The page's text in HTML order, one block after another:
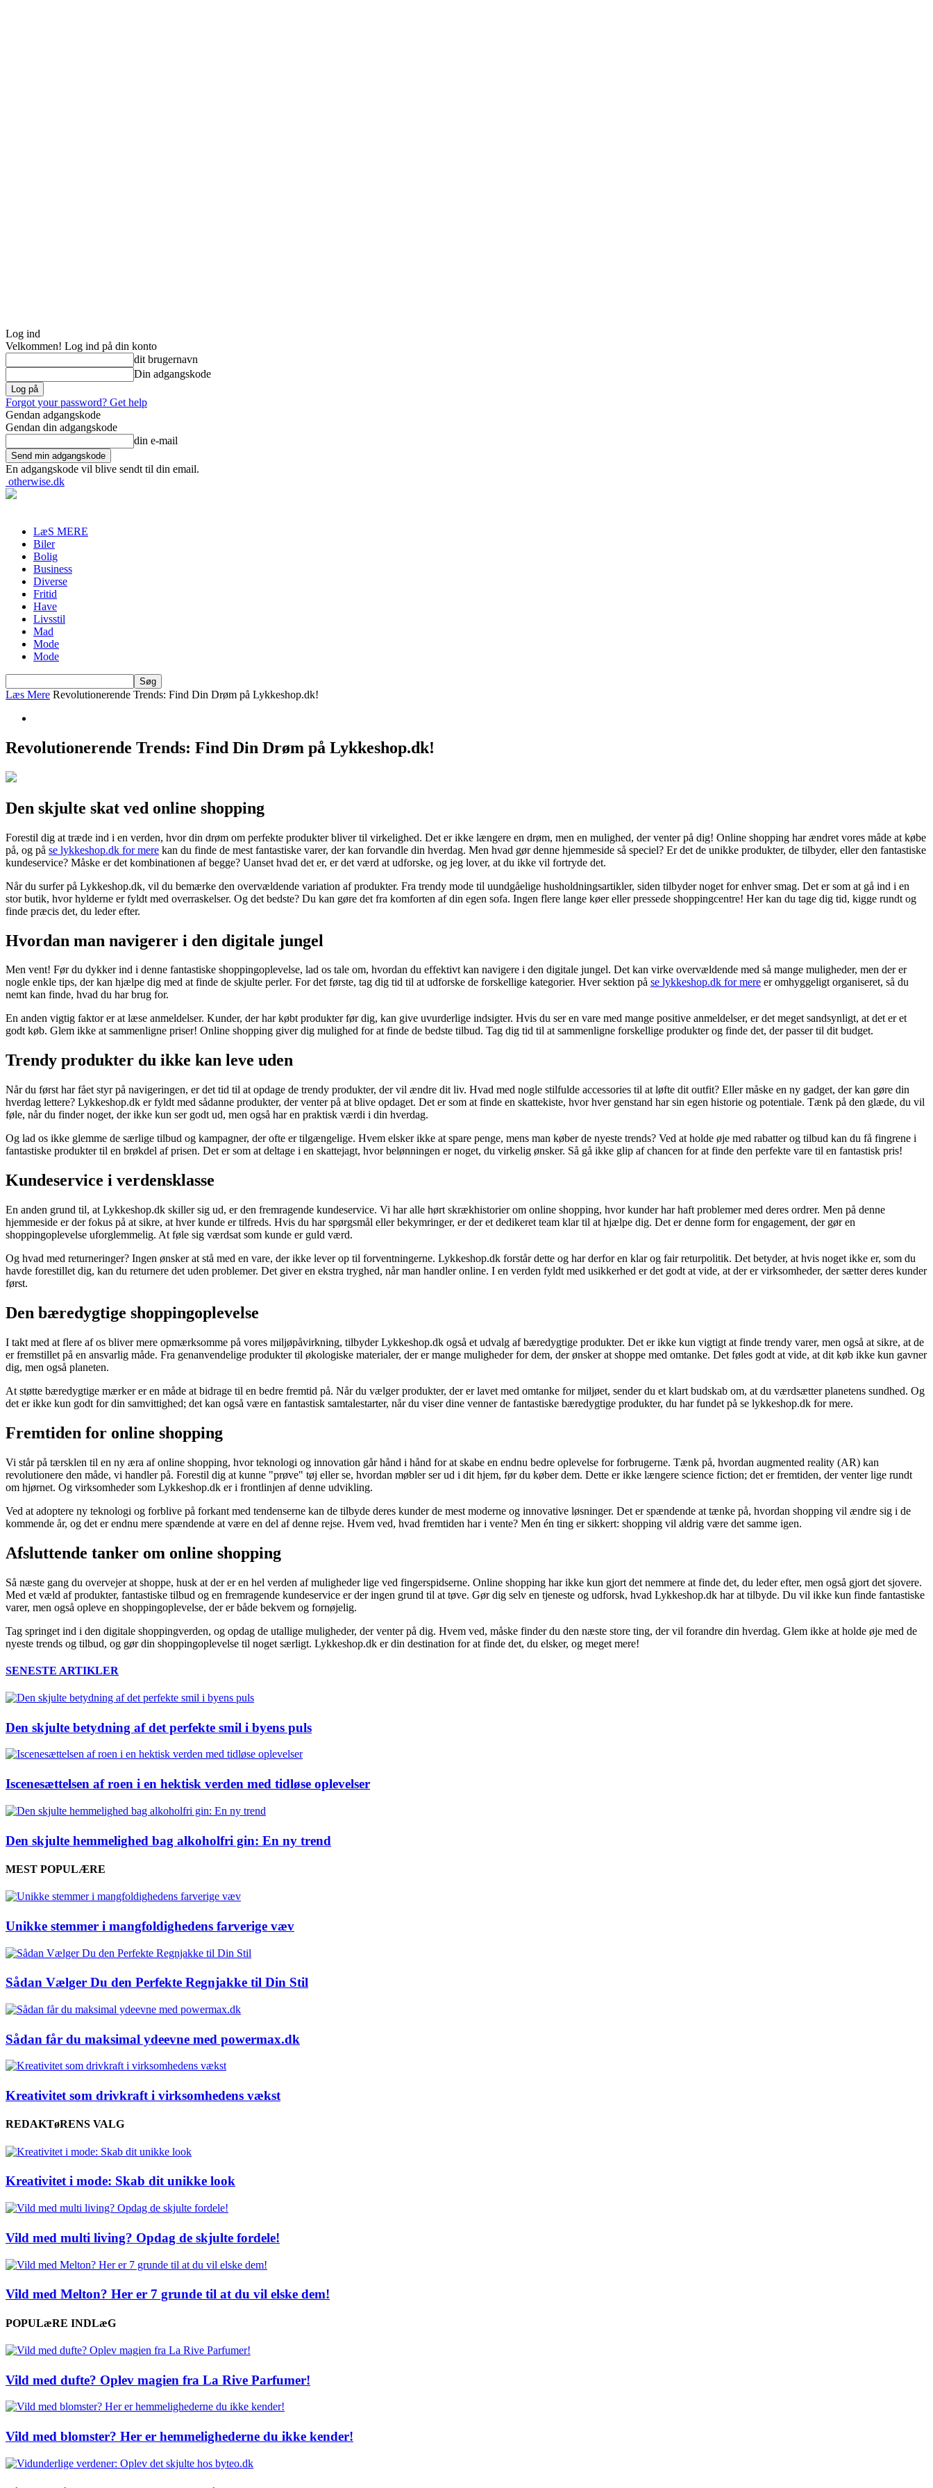
Log ind
Velkommen! Log ind på din konto
dit brugernavn
Din adgangskode
Forgot your password? Get help
Gendan adgangskode
Gendan din adgangskode
din e-mail
En adgangskode vil blive sendt til din email.
otherwise.dk
LæS MERE
Biler
Bolig
Business
Diverse
Fritid
Have
Livsstil
Mad
Mode
Mode
Læs Mere Revolutionerende Trends: Find Din Drøm på Lykkeshop.dk!
Revolutionerende Trends: Find Din Drøm på Lykkeshop.dk!
Den skjulte skat ved online shopping
Forestil dig at træde ind i en verden, hvor din drøm om perfekte produkter bliver til virkelighed. Det er ikke længere en drøm, men en mulighed, der venter på dig! Online shopping har ændret vores måde at købe
på, og på se lykkeshop.dk for mere kan du finde de mest fantastiske varer, der kan forvandle din hverdag. Men hvad gør denne hjemmeside så speciel? Er det de unikke produkter, de tilbyder, eller den fantastiske
kundeservice? Måske er det kombinationen af begge? Uanset hvad det er, er det værd at udforske, og jeg lover, at du ikke vil fortryde det.
Når du surfer på Lykkeshop.dk, vil du bemærke den overvældende variation af produkter. Fra trendy mode til uundgåelige husholdningsartikler, siden tilbyder noget for enhver smag. Det er som at gå ind i en
stor butik, hvor hylderne er fyldt med overraskelser. Og det bedste? Du kan gøre det fra komforten af din egen sofa. Ingen flere lange køer eller pressede shoppingcentre! Her kan du tage dig tid, kigge rundt og
finde præcis det, du leder efter.
Hvordan man navigerer i den digitale jungel
Men vent! Før du dykker ind i denne fantastiske shoppingoplevelse, lad os tale om, hvordan du effektivt kan navigere i den digitale jungel. Det kan virke overvældende med så mange muligheder, men der er
nogle enkle tips, der kan hjælpe dig med at finde de skjulte perler. For det første, tag dig tid til at udforske de forskellige kategorier. Hver sektion på se lykkeshop.dk for mere er omhyggeligt organiseret, så du
nemt kan finde, hvad du har brug for.
En anden vigtig faktor er at læse anmeldelser. Kunder, der har købt produkter før dig, kan give uvurderlige indsigter. Hvis du ser en vare med mange positive anmeldelser, er det meget sandsynligt, at det er et
godt køb. Glem ikke at sammenligne priser! Online shopping giver dig mulighed for at finde de bedste tilbud. Tag dig tid til at sammenligne forskellige produkter og finde det, der passer til dit budget.
Trendy produkter du ikke kan leve uden
Når du først har fået styr på navigeringen, er det tid til at opdage de trendy produkter, der vil ændre dit liv. Hvad med nogle stilfulde accessories til at løfte dit outfit? Eller måske en ny gadget, der kan gøre din
hverdag lettere? Lykkeshop.dk er fyldt med sådanne produkter, der venter på at blive opdaget. Det er som at finde en skattekiste, hvor hver genstand har sin egen historie og potentiale. Tænk på den glæde, du vil
føle, når du finder noget, der ikke kun ser godt ud, men også har en praktisk værdi i din hverdag.
Og lad os ikke glemme de særlige tilbud og kampagner, der ofte er tilgængelige. Hvem elsker ikke at spare penge, mens man køber de nyeste trends? Ved at holde øje med rabatter og tilbud kan du få fingrene i
fantastiske produkter til en brøkdel af prisen. Det er som at deltage i en skattejagt, hvor belønningen er noget, du virkelig ønsker. Så gå ikke glip af chancen for at finde den perfekte vare til en fantastisk pris!
Kundeservice i verdensklasse
En anden grund til, at Lykkeshop.dk skiller sig ud, er den fremragende kundeservice. Vi har alle hørt skrækhistorier om online shopping, hvor kunder har haft problemer med deres ordrer. Men på denne
hjemmeside er der fokus på at sikre, at hver kunde er tilfreds. Hvis du har spørgsmål eller bekymringer, er der et dedikeret team klar til at hjælpe dig. Det er denne form for engagement, der gør en
shoppingoplevelse uforglemmelig. At føle sig værdsat som kunde er guld værd.
Og hvad med returneringer? Ingen ønsker at stå med en vare, der ikke lever op til forventningerne. Lykkeshop.dk forstår dette og har derfor en klar og fair returpolitik. Det betyder, at hvis noget ikke er, som du
havde forestillet dig, kan du returnere det uden problemer. Det giver en ekstra tryghed, når man handler online. I en verden fyldt med usikkerhed er det godt at vide, at der er virksomheder, der sætter deres kunder
først.
Den bæredygtige shoppingoplevelse
I takt med at flere af os bliver mere opmærksomme på vores miljøpåvirkning, tilbyder Lykkeshop.dk også et udvalg af bæredygtige produkter. Det er ikke kun vigtigt at finde trendy varer, men også at sikre, at de
er fremstillet på en ansvarlig måde. Fra genanvendelige produkter til økologiske materialer, der er mange muligheder for dem, der ønsker at shoppe med omtanke. Det føles godt at vide, at dit køb ikke kun gavner
dig, men også planeten.
At støtte bæredygtige mærker er en måde at bidrage til en bedre fremtid på. Når du vælger produkter, der er lavet med omtanke for miljøet, sender du et klart budskab om, at du værdsætter planetens sundhed. Og
det er ikke kun godt for din samvittighed; det kan også være en fantastisk samtalestarter, når du viser dine venner de fantastiske bæredygtige produkter, du har fundet på se lykkeshop.dk for mere.
Fremtiden for online shopping
Vi står på tærsklen til en ny æra af online shopping, hvor teknologi og innovation går hånd i hånd for at skabe en endnu bedre oplevelse for forbrugerne. Tænk på, hvordan augmented reality (AR) kan
revolutionere den måde, vi handler på. Forestil dig at kunne "prøve" tøj eller se, hvordan møbler ser ud i dit hjem, før du køber dem. Dette er ikke længere science fiction; det er fremtiden, der venter lige rundt
om hjørnet. Og virksomheder som Lykkeshop.dk er i frontlinjen af denne udvikling.
Ved at adoptere ny teknologi og forblive på forkant med tendenserne kan de tilbyde deres kunder de mest moderne og innovative løsninger. Det er spændende at tænke på, hvordan shopping vil ændre sig i de
kommende år, og det er endnu mere spændende at være en del af denne rejse. Hvem ved, hvad fremtiden har i vente? Men én ting er sikkert: shopping vil aldrig være det samme igen.
Afsluttende tanker om online shopping
Så næste gang du overvejer at shoppe, husk at der er en hel verden af muligheder lige ved fingerspidserne. Online shopping har ikke kun gjort det nemmere at finde det, du leder efter, men også gjort det sjovere.
Med et væld af produkter, fantastiske tilbud og en fremragende kundeservice er der ingen grund til at tøve. Gør dig selv en tjeneste og udforsk, hvad Lykkeshop.dk har at tilbyde. Du vil ikke kun finde fantastiske
varer, men også opleve en shoppingoplevelse, der er både bekvem og fornøjelig.
Tag springet ind i den digitale shoppingverden, og opdag de utallige muligheder, der venter på dig. Hvem ved, måske finder du den næste store ting, der vil forandre din hverdag. Glem ikke at holde øje med de
nyeste trends og tilbud, og gør din shoppingoplevelse til noget særligt. Lykkeshop.dk er din destination for at finde det, du elsker, og meget mere!
SENESTE ARTIKLER
Den skjulte betydning af det perfekte smil i byens puls
Iscenesættelsen af roen i en hektisk verden med tidløse oplevelser
Den skjulte hemmelighed bag alkoholfri gin: En ny trend
MEST POPULÆRE
Unikke stemmer i mangfoldighedens farverige væv
Sådan Vælger Du den Perfekte Regnjakke til Din Stil
Sådan får du maksimal ydeevne med powermax.dk
Kreativitet som drivkraft i virksomhedens vækst
REDAKTøRENS VALG
Kreativitet i mode: Skab dit unikke look
Vild med multi living? Opdag de skjulte fordele!
Vild med Melton? Her er 7 grunde til at du vil elske dem!
POPULæRE INDLæG
Vild med dufte? Oplev magien fra La Rive Parfumer!
Vild med blomster? Her er hemmelighederne du ikke kender!